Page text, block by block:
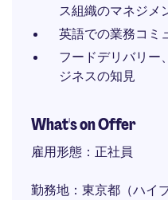
ス組織のマネジメ
英語での業務コミ
フードデリバリー
ジネスの知見
What's on Offer
雇用形態：正社員
勤務地：東京都（ハイ